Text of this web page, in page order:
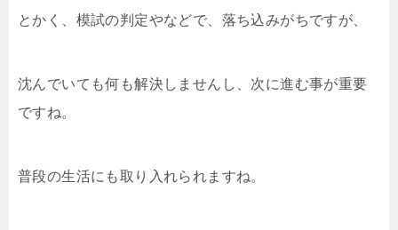
とかく、模試の判定やなどで、落ち込みがちですが、
沈んでいても何も解決しませんし、次に進む事が重要
ですね。
普段の生活にも取り入れられますね。